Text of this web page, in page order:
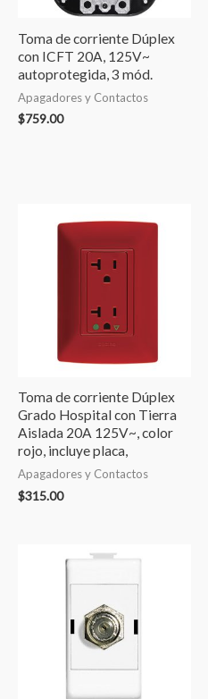
Toma de corriente Dúplex
con ICFT 20A, 125V~
autoprotegida, 3 mód.
Apagadores y Contactos
$759.00
Toma de corriente Dúplex
Grado Hospital con Tierra
Aislada 20A 125V~, color
rojo, incluye placa,
Apagadores y Contactos
$315.00